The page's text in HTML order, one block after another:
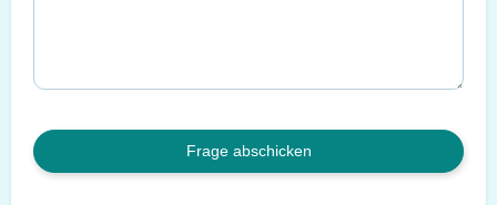
Frage abschicken